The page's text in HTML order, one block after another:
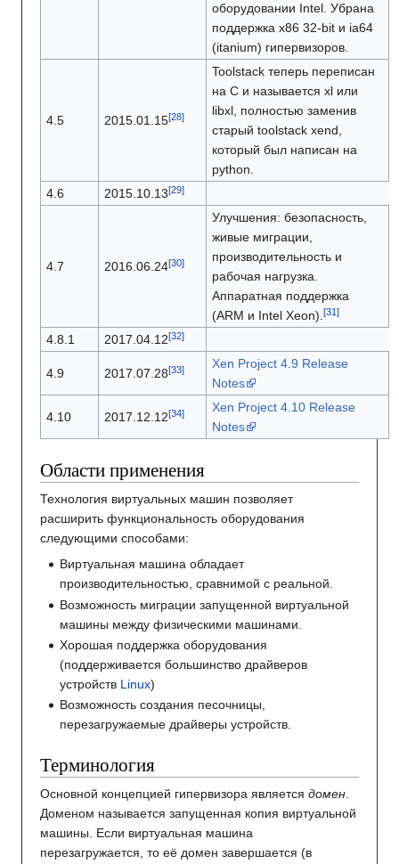
оборудовании Intel. Убрана
поддержка x86 32-bit и ia64
(itanium) гипервизоров.
4.5 2015.01.15
Toolstack теперь переписан
на С и называется xl или
libxl, полностью заменив
старый toolstack xend,
который был написан на
python.
4.6
2015.10.13
4.7 2016.06.24
Улучшения: безопасность,
живые миграции,
производительность и
рабочая нагрузка.
Аппаратная поддержка
(ARM и Intel Xeon).
4.8.1
2017.04.12
4.9 2017.07.28
Xen Project 4.9 Release
Notes
4.10 2017.12.12
Xen Project 4.10 Release
Notes
Области применения
Технология виртуальных машин позволяет
расширить функциональность оборудования
следующими способами:
Виртуальная машина обладает
производительностью, сравнимой с реальной.
Возможность миграции запущенной виртуальной
машины между физическими машинами.
Хорошая поддержка оборудования
(поддерживается большинство драйверов
устройств Linux)
Возможность создания песочницы,
перезагружаемые драйверы устройств.
Терминология
Основной концепцией гипервизора является домен.
Доменом называется запущенная копия виртуальной
машины. Если виртуальная машина
перезагружается, то её домен завершается (в